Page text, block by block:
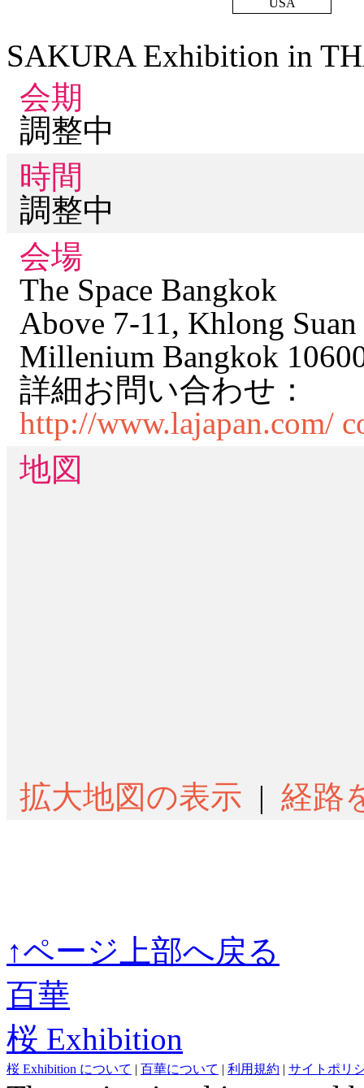
USA
SAKURA Exhibition in
会期
調整中
時間
調整中
会場
The Space Bangkok
Above 7-11, Khlong
Millenium Bangkok
詳細お問い合わせ：
http://www.lajapan.com/
地図
拡大地図の表示 | 経路
↑ページ上部へ戻る
百華
桜 Exhibition
桜 Exhibition について | 百華について | 利用規約 | サイトポリ